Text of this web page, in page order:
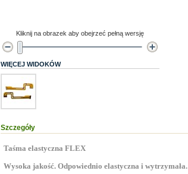
Kliknij na obrazek aby obejrzeć pełną wersję
WIĘCEJ WIDOKÓW
Szczegóły
Taśma elastyczna FLEX
Wysoka jakość. Odpowiednio elastyczna i wytrzymała.